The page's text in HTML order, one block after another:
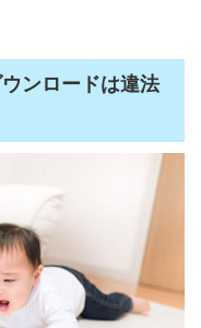
ンロードは違法